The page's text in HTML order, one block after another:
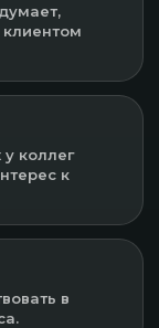
коллег
к
в